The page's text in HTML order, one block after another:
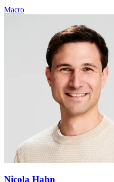
Macro
Nicola Hahn